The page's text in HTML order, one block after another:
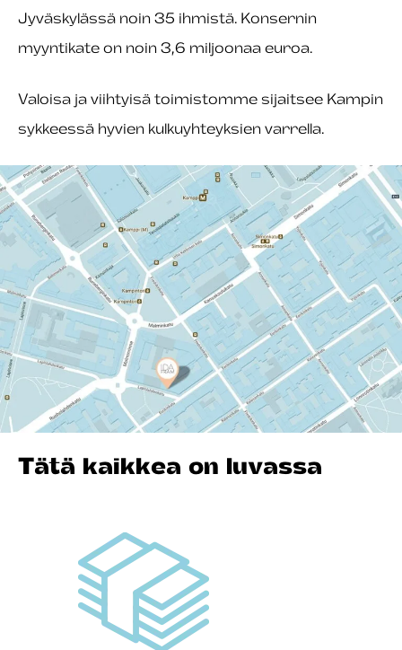
Jyväskylässä noin 35 ihmistä. Konsernin
myyntikate on noin 3,6 miljoonaa euroa.
Valoisa ja viihtyisä toimistomme sijaitsee Kampin
sykkeessä hyvien kulkuyhteyksien varrella.
Tätä kaikkea on luvassa